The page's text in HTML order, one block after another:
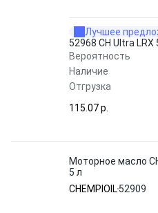
Лучшее
52968 CH Ultra LRX
Вероятность
Наличие
Отгрузка
115.07 p.
Моторное масло
5 л
CHEMPIOIL52909